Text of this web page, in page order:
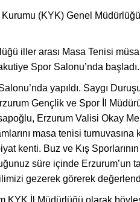
(KYK) Genel
iller arası Masa Tenisi
Spor Salonu’nda başladı.
yapıldı. Saygı
Gençlik ve Spor İl
Erzurum Valisi Okay
masa tenisi turnuvasına
kenti. Buz ve Kış
süre içinde Erzurum’un
gezerek görerek